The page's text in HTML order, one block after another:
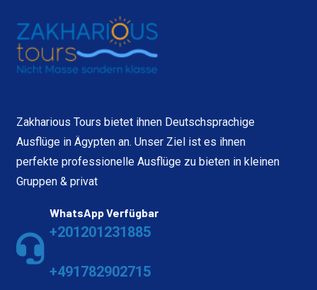
Zakharious Tours bietet ihnen Deutschsprachige
Ausflüge in Ägypten an. Unser Ziel ist es ihnen
perfekte professionelle Ausflüge zu bieten in kleinen
Gruppen & privat
WhatsApp Verfügbar
+201201231885
+491782902715